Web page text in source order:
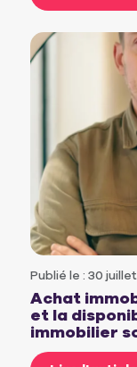
Publié le : 30
Achat
et la
immobilier